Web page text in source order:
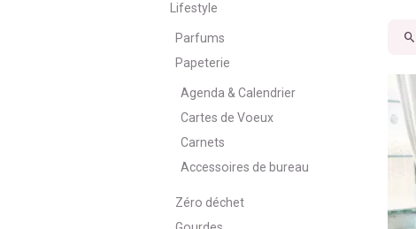
Lifestyle
Parfums
Papeterie
Agenda & Calendrier
Cartes de Voeux
Carnets
Accessoires de bureau
Zéro déchet